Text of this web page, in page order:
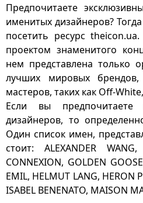
Предпочитаете
именитых дизайнеров?
посетить ресурс
проектом знаменитого
нем представлена только
лучших мировых
мастеров, таких как Off-
Если вы предпочитаете
дизайнеров, то
Один список имен,
стоит: ALEXANDER
CONNEXION, GOLDEN
EMIL, HELMUT LANG, HERON
ISABEL BENENATO, MAISON